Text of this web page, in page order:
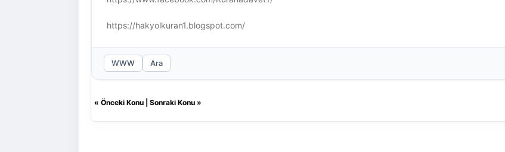
https://hakyolkuran1.blogspot.com/
WWW Ara
« Önceki Konu Sonraki Konu »